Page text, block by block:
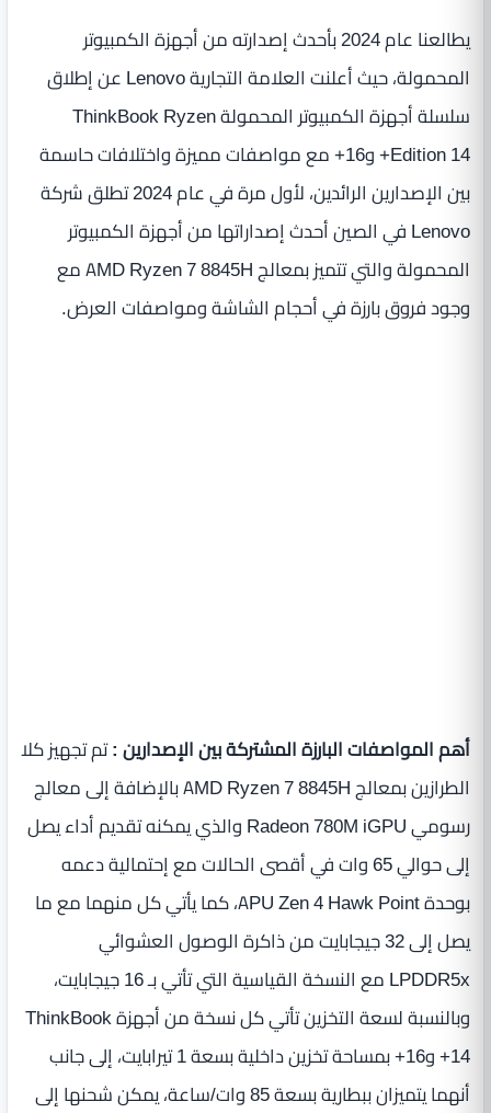
يطالعنا عام 2024 بأحدث إصدارته من أجهزة الكمبيوتر
المحمولة، حيث أعلنت العلامة التجارية Lenovo عن إطلاق
سلسلة أجهزة الكمبيوتر المحمولة ThinkBook Ryzen
Edition 14+ و16+ مع مواصفات مميزة واختلافات حاسمة
بين الإصدارين الرائدين، لأول مرة في عام 2024 تطلق شركة
Lenovo في الصين أحدث إصداراتها من أجهزة الكمبيوتر
المحمولة والتي تتميز بمعالج AMD Ryzen 7 8845H مع
وجود فروق بارزة في أحجام الشاشة ومواصفات العرض.
أهم المواصفات البارزة المشتركة بين الإصدارين :تم تجهيز كلا
الطرازين بمعالج AMD Ryzen 7 8845H بالإضافة إلى معالج
رسومي Radeon 780M iGPU والذي يمكنه تقديم أداء يصل
إلى حوالي 65 وات في أقصى الحالات مع إحتمالية دعمه
بوحدة APU Zen 4 Hawk Point، كما يأتي كل منهما مع ما
يصل إلى 32 جيجابايت من ذاكرة الوصول العشوائي
LPDDR5x مع النسخة القياسية التي تأتي بـ 16 جيجابايت،
وبالنسبة لسعة التخزين تأتي كل نسخة من أجهزة ThinkBook
14+ و16+ بمساحة تخزين داخلية بسعة 1 تيرابايت، إلى جانب
أنهما يتميزان ببطارية بسعة 85 وات/ساعة، يمكن شحنها إلى